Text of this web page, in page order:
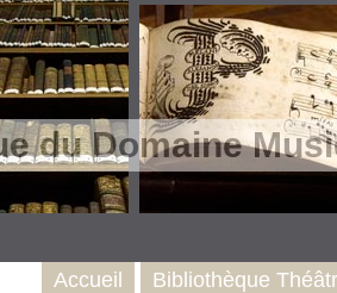
du Domaine
Accueil Bibliothèque